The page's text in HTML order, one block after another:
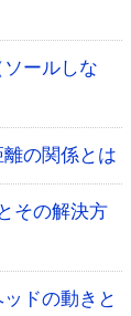
ールしな
の関係とは
その解決方
ドの動きと